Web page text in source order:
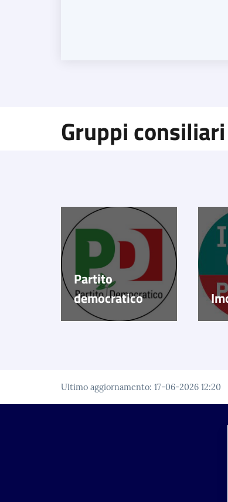
Gruppi consiliari
Partito
democratico
Ultimo aggiornamento: 17-06-2026 12:20